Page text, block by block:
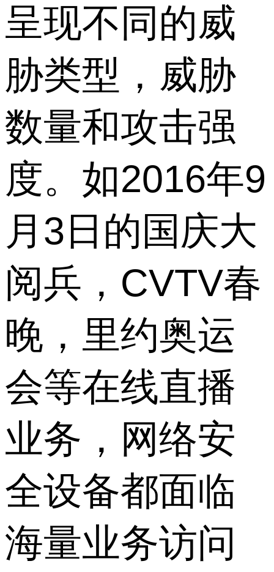
呈现不同的威
胁类型，威胁
数量和攻击强
度。如2016年9
月3日的国庆大
阅兵，CVTV春
晚，里约奥运
会等在线直播
业务，网络安
全设备都面临
海量业务访问